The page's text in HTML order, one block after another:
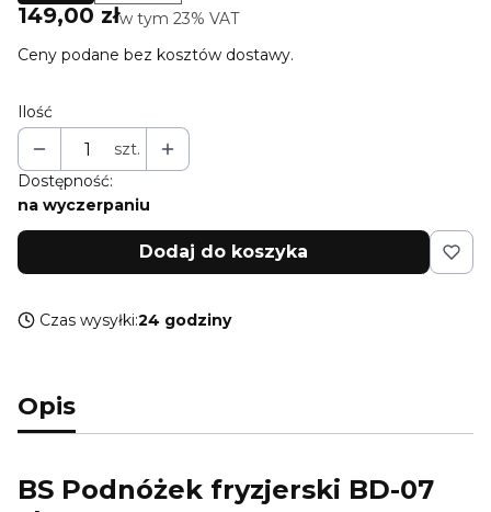
Cena
149,00 złw tym 23% VAT
w tym 23% VAT
Ceny podane bez kosztów dostawy.
Ilość
szt.
Dostępność:
na wyczerpaniu
Dodaj do koszyka
Czas wysyłki:24 godziny
Opis
BS Podnóżek fryzjerski BD-07